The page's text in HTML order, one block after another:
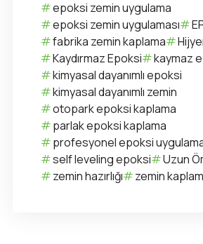
epoksi zemin uygulama
epoksi zemin uygulaması
fabrika zemin kaplama
Kaydırmaz Epoksi
kaymaz
kimyasal dayanımlı epoksi
kimyasal dayanımlı zemin
otopark epoksi kaplama
parlak epoksi kaplama
profesyonel epoksi
self leveling epoksi
Uzun
zemin hazırlığı
zemin